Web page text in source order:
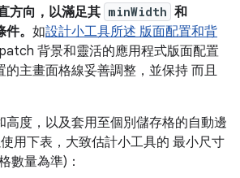
方向，以滿足其 minWidth 和
。 如設計小工具所述 版面配置和背
patch 背景和靈活的應用程式版面配置
的主畫面格線妥善調整，並保持 而且
高度，以及套用至個別儲存格的自動邊
用下表，大致估計小工具的 最小尺寸
數量為準)：